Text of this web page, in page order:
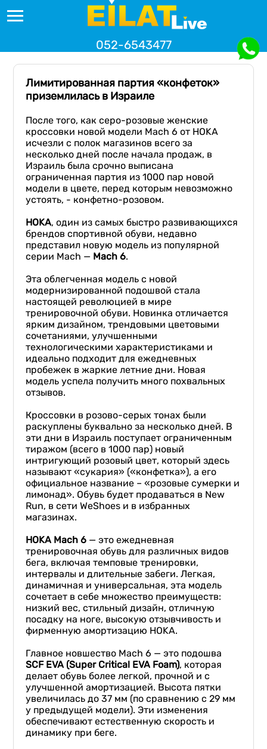
052-6543477
Лимитированная партия «конфеток»
приземлилась в Израиле
После того, как серо-розовые женские
кроссовки новой модели Mach 6 от HOKA
исчезли с полок магазинов всего за
несколько дней после начала продаж, в
Израиль была срочно выписана
ограниченная партия из 1000 пар новой
модели в цвете, перед которым невозможно
устоять, - конфетно-розовом.
HOKA, один из самых быстро развивающихся
брендов спортивной обуви, недавно
представил новую модель из популярной
серии Mach — Mach 6.
Эта облегченная модель с новой
модернизированной подошвой стала
настоящей революцией в мире
тренировочной обуви. Новинка отличается
ярким дизайном, трендовыми цветовыми
сочетаниями, улучшенными
технологическими характеристиками и
идеально подходит для ежедневных
пробежек в жаркие летние дни. Новая
модель успела получить много похвальных
отзывов.
Кроссовки в розово-серых тонах были
раскуплены буквально за несколько дней. В
эти дни в Израиль поступает ограниченным
тиражом (всего в 1000 пар) новый
интригующий розовый цвет, который здесь
называют «сукария» («конфетка»), а его
официальное название – «розовые сумерки и
лимонад». Обувь будет продаваться в New
Run, в сети WeShoes и в избранных
магазинах.
HOKA Mach 6 — это ежедневная
тренировочная обувь для различных видов
бега, включая темповые тренировки,
интервалы и длительные забеги. Легкая,
динамичная и универсальная, эта модель
сочетает в себе множество преимуществ:
низкий вес, стильный дизайн, отличную
посадку на ноге, высокую отзывчивость и
фирменную амортизацию HOKA.
Главное новшество Mach 6 — это подошва
SCF EVA (Super Critical EVA Foam), которая
делает обувь более легкой, прочной и с
улучшенной амортизацией. Высота пятки
увеличилась до 37 мм (по сравнению с 29 мм
у предыдущей модели). Эти изменения
обеспечивают естественную скорость и
динамику при беге.